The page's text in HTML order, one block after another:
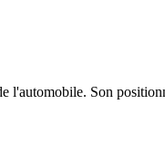
l'automobile. Son